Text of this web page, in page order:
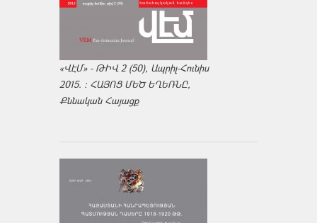
«ՎԷՄ» - ԹԻՎ 2 (50), Ապրիլ-Հունիս
2015. : ՀԱՅՈՑ ՄԵԾ ԵՂԵՌՆԸ,
Քննական Հայացք